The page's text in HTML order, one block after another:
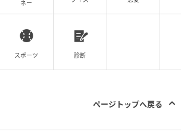
ネー
スポーツ 診断
ページトップへ戻る